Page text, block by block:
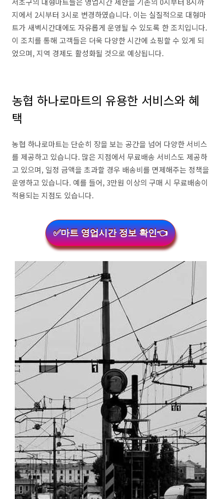
지에서 2시부터 3시로 변경하였습니다. 이는 실질적으로 대형마
트가 새벽시간대에도 자유롭게 운영될 수 있도록 한 조치입니다.
이 조치를 통해 고객들은 더욱 다양한 시간에 쇼핑할 수 있게 되
었으며, 지역 경제도 활성화될 것으로 예상됩니다.
농협 하나로마트의 유용한 서비스와 혜
택
농협 하나로마트는 단순히 장을 보는 공간을 넘어 다양한 서비스
를 제공하고 있습니다. 많은 지점에서 무료배송 서비스도 제공하
고 있으며, 일정 금액을 초과할 경우 배송비를 면제해주는 정책을
운영하고 있습니다. 예를 들어, 3만원 이상의 구매 시 무료배송이
적용되는 지점도 있습니다.
✅마트 영업시간 정보 확인👈